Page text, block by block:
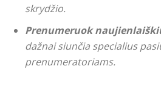
skrydžio.
Prenumeruok
dažnai siunčia specialius
prenumeratoriams.